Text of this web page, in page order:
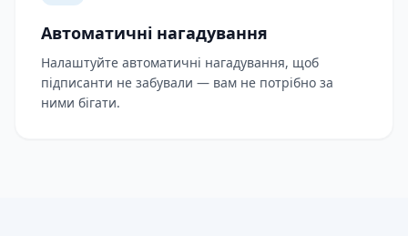
Автоматичні нагадування
Налаштуйте автоматичні нагадування, щоб
підписанти не забували — вам не потрібно за
ними бігати.